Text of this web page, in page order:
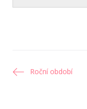
Navigácia
Roční období